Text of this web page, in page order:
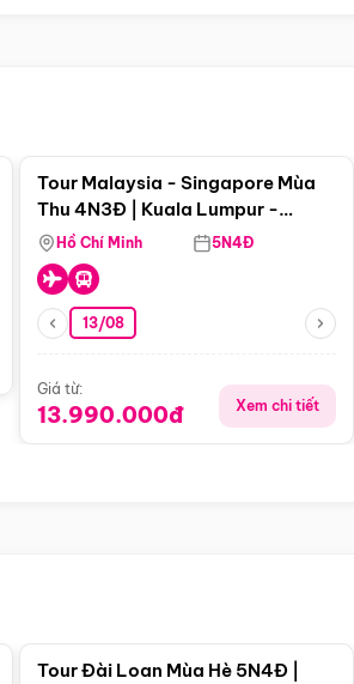
Tour Malaysia - Singapore Mùa
Thu 4N3Đ | Kuala Lumpur -
Malacca - Johor Baru -
Singapore
Hồ Chí Minh 5N4Đ
13/08
Giá từ:
13.990.000đ Xem chi tiết
Tour Đài Loan Mùa Hè 5N4Đ |